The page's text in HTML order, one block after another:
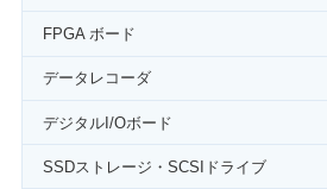
FPGA ボード
データレコーダ
デジタルI/Oボード
SSDストレージ・SCSIドライブ